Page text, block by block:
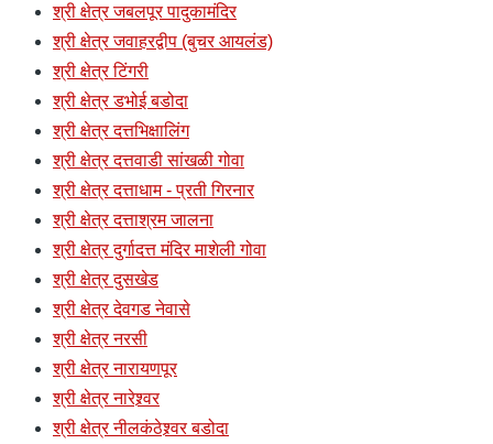
श्री क्षेत्र जबलपूर पादुकामंदिर
श्री क्षेत्र जवाहरद्वीप (बुचर आयलंड)
श्री क्षेत्र टिंगरी
श्री क्षेत्र डभोई बडोदा
श्री क्षेत्र दत्तभिक्षालिंग
श्री क्षेत्र दत्तवाडी सांखळी गोवा
श्री क्षेत्र दत्ताधाम - प्रती गिरनार
श्री क्षेत्र दत्ताश्रम जालना
श्री क्षेत्र दुर्गादत्त मंदिर माशेली गोवा
श्री क्षेत्र दुसखेड
श्री क्षेत्र देवगड नेवासे
श्री क्षेत्र नरसी
श्री क्षेत्र नारायणपूर
श्री क्षेत्र नारेश्र्वर
श्री क्षेत्र नीलकंठेश्र्वर बडोदा